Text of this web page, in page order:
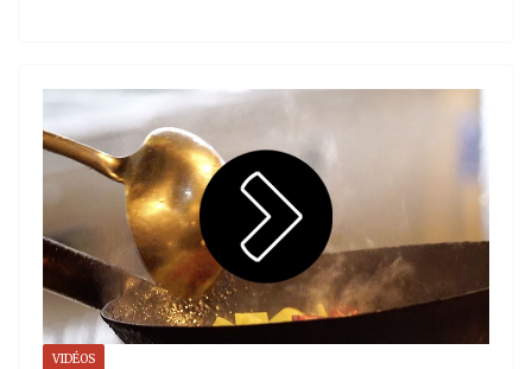
a
g
ra
m
e
b
o
o
k
e
dI
n
ar
g
VIDÉOS